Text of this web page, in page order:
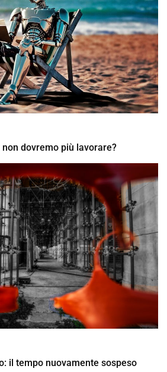
dovremo più lavorare?
il tempo nuovamente sospeso